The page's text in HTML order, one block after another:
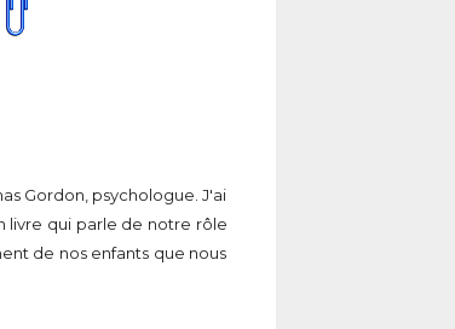
Gordon, psychologue. J'ai
livre qui parle de notre rôle
de nos enfants que nous